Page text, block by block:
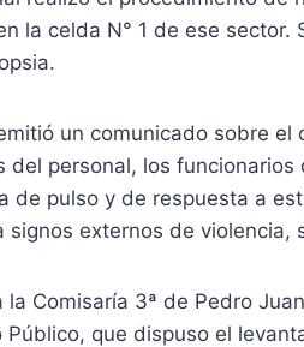
la celda N° 1 de ese
un comunicado sobre el
del personal, los
de pulso y de respuesta a
signos externos de violencia,
la Comisaría 3ª de Pedro
que dispuso el